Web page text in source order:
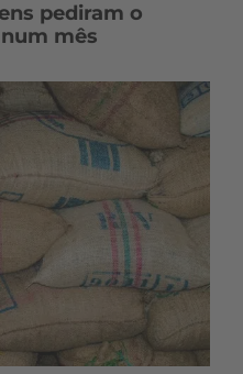
pediram o
mês